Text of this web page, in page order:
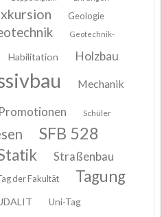
Geologie
Geotechnik-
Habilitation Holzbau
Mechanik
Promotionen Schüler
SFB 528
Straßenbau
der Fakultät Tagung
Uni-Tag